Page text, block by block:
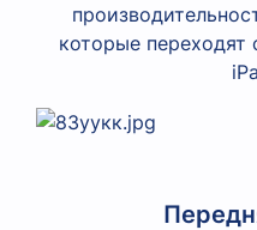
которые